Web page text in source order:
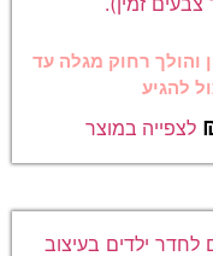
והולך רחוק מגלה עד
להגיע
לצפייה במוצר